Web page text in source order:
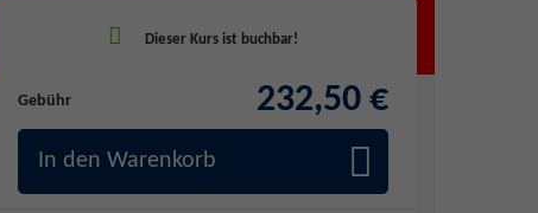
Gebühr 232,50 €
In den Warenkorb